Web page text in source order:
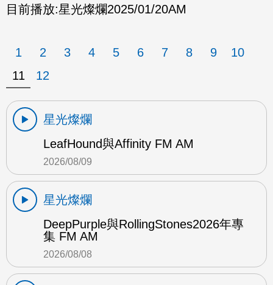
目前播放:星光燦爛2025/01/20AM
1 2 3 4 5 6 7 8 9
10
11
12
星光燦爛
LeafHound與Affinity FM AM
2026/08/09
星光燦爛
DeepPurple與RollingStones2026年專
集 FM AM
2026/08/08